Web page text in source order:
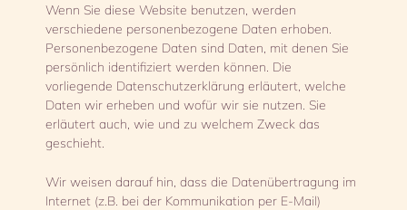
Wenn Sie diese Website benutzen, werden
verschiedene personenbezogene Daten erhoben.
Personenbezogene Daten sind Daten, mit denen Sie
persönlich identifiziert werden können. Die
vorliegende Datenschutzerklärung erläutert, welche
Daten wir erheben und wofür wir sie nutzen. Sie
erläutert auch, wie und zu welchem Zweck das
geschieht.
Wir weisen darauf hin, dass die Datenübertragung im
Internet (z.B. bei der Kommunikation per E-Mail)